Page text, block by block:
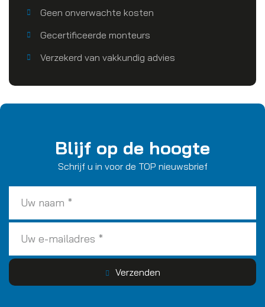
Geen onverwachte kosten
Gecertificeerde monteurs
Verzekerd van vakkundig advies
Blijf op de hoogte
Schrijf u in voor de TOP nieuwsbrief
naam *
Verzenden